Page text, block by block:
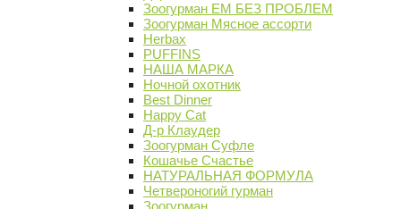
Зоогурман ЕМ БЕЗ ПРОБЛЕМ
Зоогурман Мясное ассорти
Herbax
PUFFINS
НАША МАРКА
Ночной охотник
Best Dinner
Happy Cat
Д-р Клаудер
Зоогурман Суфле
Кошачье Счастье
НАТУРАЛЬНАЯ ФОРМУЛА
Четвероногий гурман
Зоогурман